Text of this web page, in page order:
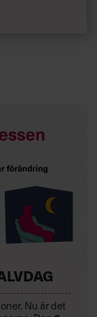
Nu är det